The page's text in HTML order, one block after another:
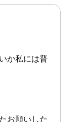
か私には普
お願いした